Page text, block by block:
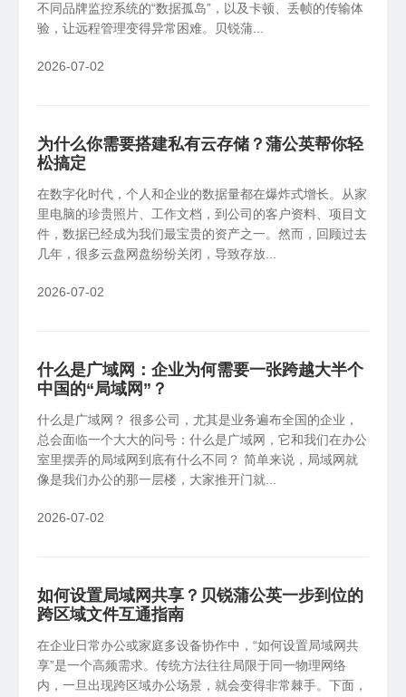
不同品牌监控系统的“数据孤岛”，以及卡顿、丢帧的传输体
验，让远程管理变得异常困难。贝锐蒲...
2026-07-02
为什么你需要搭建私有云存储？蒲公英帮你轻
松搞定
在数字化时代，个人和企业的数据量都在爆炸式增长。从家
里电脑的珍贵照片、工作文档，到公司的客户资料、项目文
件，数据已经成为我们最宝贵的资产之一。然而，回顾过去
几年，很多云盘网盘纷纷关闭，导致存放...
2026-07-02
什么是广域网：企业为何需要一张跨越大半个
中国的“局域网”？
什么是广域网？ 很多公司，尤其是业务遍布全国的企业，
总会面临一个大大的问号：什么是广域网，它和我们在办公
室里摆弄的局域网到底有什么不同？ 简单来说，局域网就
像是我们办公的那一层楼，大家推开门就...
2026-07-02
如何设置局域网共享？贝锐蒲公英一步到位的
跨区域文件互通指南
在企业日常办公或家庭多设备协作中，“如何设置局域网共
享”是一个高频需求。传统方法往往局限于同一物理网络
内，一旦出现跨区域办公场景，就会变得非常棘手。下面，